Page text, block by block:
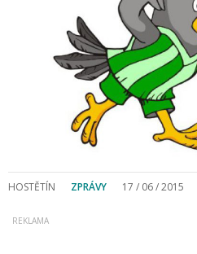
HOSTĚTÍN ZPRÁVY 17 / 06 / 2015